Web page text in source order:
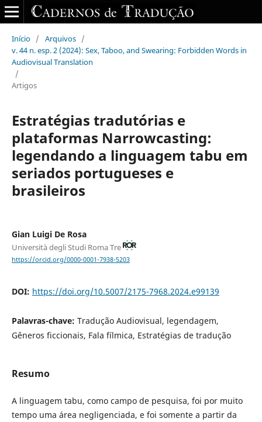
Início / Arquivos /
v. 44 n. esp. 2 (2024): Sex, Taboo, and Swearing: Forbidden Words in
Audiovisual Translation
/
Artigos
Estratégias tradutórias e
plataformas Narrowcasting:
legendando a linguagem tabu em
seriados portugueses e
brasileiros
Gian Luigi De Rosa
Università degli Studi Roma Tre
https://orcid.org/0000-0001-7938-5203
DOI: https://doi.org/10.5007/2175-7968.2024.e99139
Palavras-chave: Tradução Audiovisual, legendagem,
Gêneros ficcionais, Fala fílmica, Estratégias de tradução
Resumo
A linguagem tabu, como campo de pesquisa, foi por muito
tempo uma área negligenciada, e foi somente a partir da